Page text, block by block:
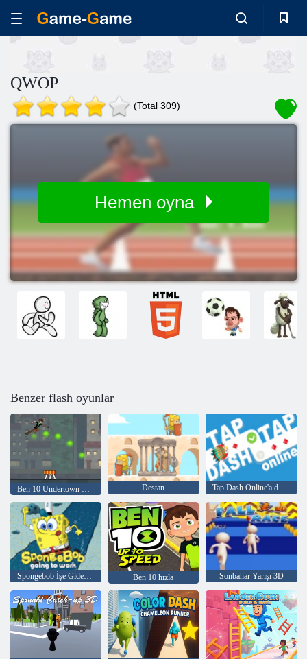
QWOP
(Total 309)
Hemen oyna
Benzer flash oyunlar
Ben 10 Undertown Runner Destan Tap Dash Online'a dokunun
Spongebob İşe Gidecek Ben 10 hızla Sonbahar Yarışı 3D